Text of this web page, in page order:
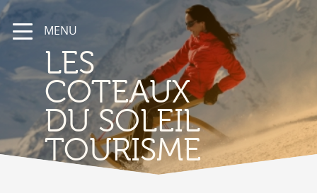
MENU
LES
COTEAUX
DU SOLEIL
TOURISME